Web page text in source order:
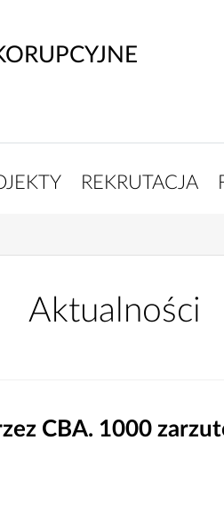
REKRUTACJA
Aktualności
CBA. 1000